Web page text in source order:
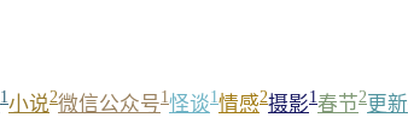
1小说2微信公众号1怪谈1情感2摄影1春节2更新